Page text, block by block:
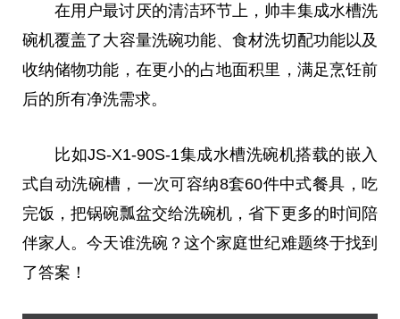
在用户最讨厌的清洁环节上，帅丰集成水槽洗
碗机覆盖了大容量洗碗功能、食材洗切配功能以及
收纳储物功能，在更小的占地面积里，满足烹饪前
后的所有净洗需求。
比如JS-X1-90S-1集成水槽洗碗机搭载的嵌入
式自动洗碗槽，一次可容纳8套60件中式餐具，吃
完饭，把锅碗瓢盆交给洗碗机，省下更多的时间陪
伴家人。今天谁洗碗？这个家庭世纪难题终于找到
了答案！